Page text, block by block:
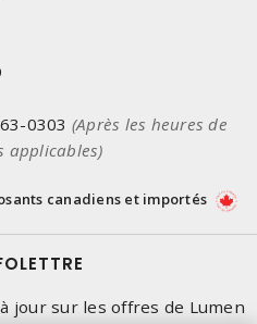
0303 (Après les heures de
applicables)
canadiens et importés
jour sur les offres de Lumen